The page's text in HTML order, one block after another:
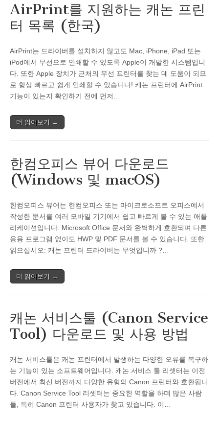
AirPrint를 지원하는 캐논 프린
터 목록 (한국)
AirPrint는 드라이버를 설치하지 않고도 Mac, iPhone, iPad 또는
iPod에서 무선으로 인쇄할 수 있도록 Apple이 개발한 시스템입니
다. 또한 Apple 장치가 근처의 무선 프린터를 찾는 데 도움이 되므
로 항상 빠르고 쉽게 인쇄할 수 있습니다! 캐논 프린터에 AirPrint
기능이 있는지 확인하기 전에 먼저…
더 읽어보기 →
한컴오피스 뷰어 다운로드
(Windows 및 macOS)
한컴오피스 뷰어는 한컴오피스 또는 마이크로소프트 오피스에서
작성한 문서를 여러 모바일 기기에서 쉽고 빠르게 볼 수 있는 애플
리케이션입니다. Microsoft Office 문서와 완벽하게 호환되며 다른
응용 프로그램 없이도 HWP 및 PDF 문서를 볼 수 있습니다. 또한
읽으십시오: 캐논 프린터 드라이버는 무엇입니까 ?…
더 읽어보기 →
캐논 서비스툴 (Canon Service
Tool) 다운로드 및 사용 방법
캐논 서비스툴은 캐논 프린터에서 발생하는 다양한 오류를 복구하
는 기능이 있는 소프트웨어입니다. 캐논 서비스 툴 리셋터는 이전
버전에서 최신 버전까지 다양한 유형의 Canon 프린터와 호환됩니
다. Canon Service Tool 리셋터는 중요한 역할을 하며 많은 사람
들, 특히 Canon 프린터 사용자가 찾고 있습니다. 이…